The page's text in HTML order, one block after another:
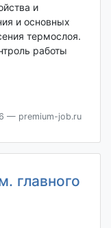
и
и основных
термослоя.
работы
— premium-job.ru
главного